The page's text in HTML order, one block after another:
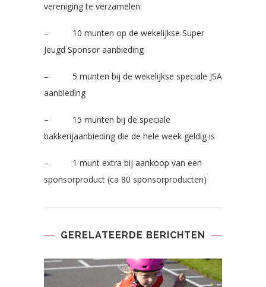
vereniging te verzamelen:
– 10 munten op de wekelijkse Super
Jeugd Sponsor aanbieding
– 5 munten bij de wekelijkse speciale JSA
aanbieding
– 15 munten bij de speciale
bakkerijaanbieding die de hele week geldig is
– 1 munt extra bij aankoop van een
sponsorproduct (ca 80 sponsorproducten)
GERELATEERDE BERICHTEN